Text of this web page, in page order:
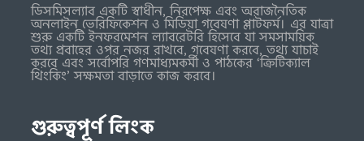
ডিসমিসল্যাব একটি স্বাধীন, নিরপেক্ষ এবং অরাজনৈতিক
অনলাইন ভেরিফিকেশন ও মিডিয়া গবেষণা প্লাটফর্ম। এর যাত্রা
শুরু একটি ইনফরমেশন ল্যাবরেটরি হিসেবে যা সমসাময়িক
তথ্য প্রবাহের ওপর নজর রাখবে, গবেষণা করবে, তথ্য যাচাই
করবে এবং সর্বোপরি গণমাধ্যমকর্মী ও পাঠকের ‘ক্রিটিক্যাল
থিংকিং’ সক্ষমতা বাড়াতে কাজ করবে।
গুরুত্বপূর্ণ লিংক